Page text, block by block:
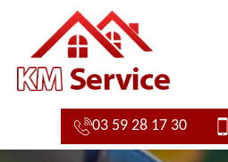
03 59 28 17 30